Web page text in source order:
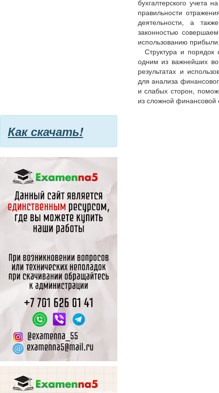
бухгалтерского учета
правильности
деятельности, а
законностью
использованию
Структура и порядок
одним из важнейших
результатах и
для анализа
и слабых сторон,
из сложной финансовой
Как скачать!